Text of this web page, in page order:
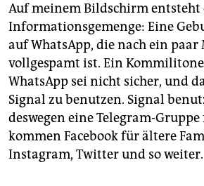
Auf meinem Bildschirm entsteht
Informationsgemenge: Eine
auf WhatsApp, die nach ein
vollgespamt ist. Ein
WhatsApp sei nicht sicher, und
Signal zu benutzen. Signal
deswegen eine Telegram-
kommen Facebook für ältere
Instagram, Twitter und so weiter.